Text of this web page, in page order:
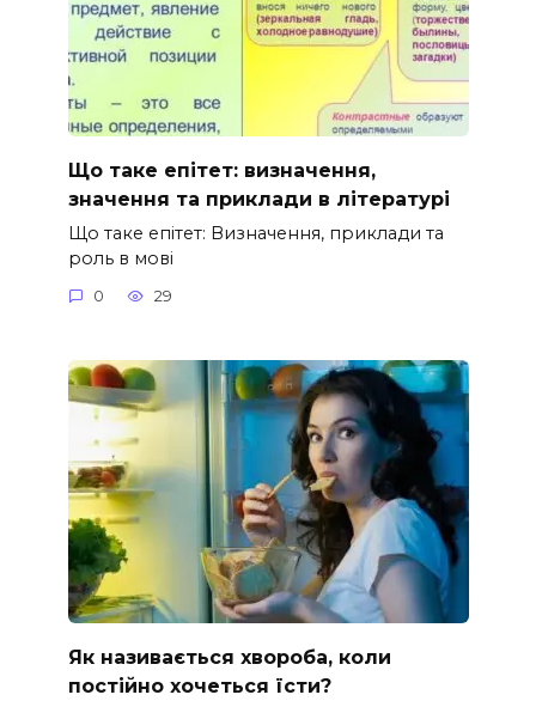
Що таке епітет: визначення,
значення та приклади в літературі
Що таке епітет: Визначення, приклади та
роль в мові
0 29
Як називається хвороба, коли
постійно хочеться їсти?